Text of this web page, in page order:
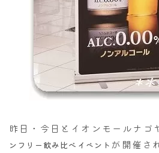
昨日・今日とイオンモールナゴ
ンフリー飲み比べイベント が開催さ